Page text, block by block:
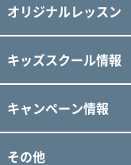
オリジナルレッスン
キッズスクール情報
キャンペーン情報
その他